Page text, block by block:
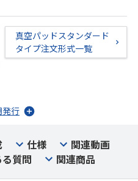
真空パッドスタンダード
タイプ注文形式一覧
発行
仕様
関連動画
質問 関連商品